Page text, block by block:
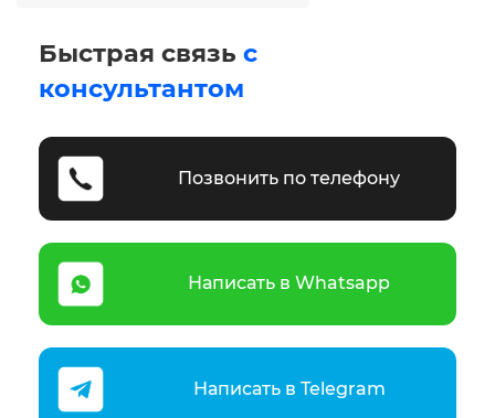
Быстрая связь с
консультантом
Позвонить по телефону
Написать в Whatsapp
Написать в Telegram